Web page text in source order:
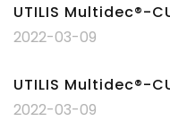
UTILIS Multidec®-
2022-03-09
UTILIS Multidec®-
2022-03-09